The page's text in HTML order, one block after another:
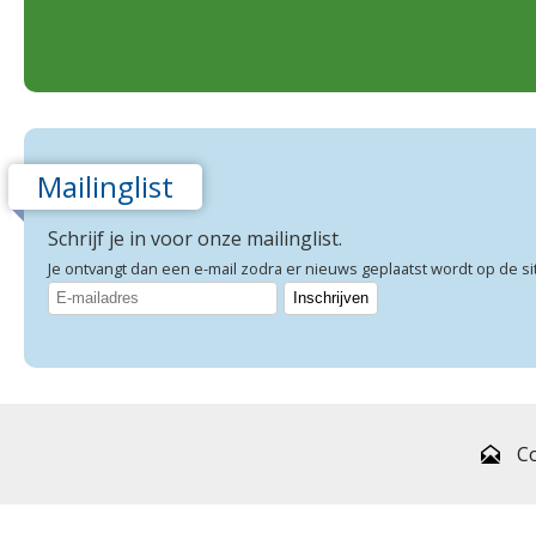
Mailinglist
Schrijf je in voor onze mailinglist.
Je ontvangt dan een e-mail zodra er nieuws geplaatst wordt op de